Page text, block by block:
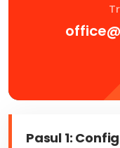
Pasul 1: